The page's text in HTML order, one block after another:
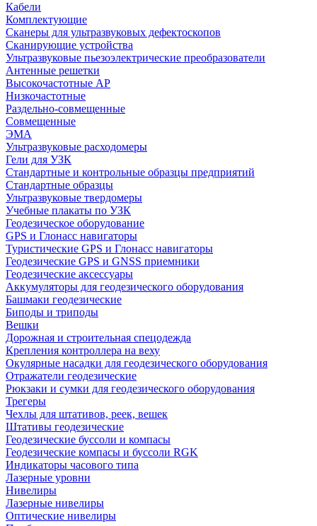
Кабели
Комплектующие
Сканеры для ультразвуковых дефектоскопов
Сканирующие устройства
Ультразвуковые пьезоэлектрические преобразователи
Антенные решетки
Высокочастотные АР
Низкочастотные
Раздельно-совмещенные
Совмещенные
ЭМА
Ультразвуковые расходомеры
Гели для УЗК
Стандартные и контрольные образцы предприятий
Стандартные образцы
Ультразвуковые твердомеры
Учебные плакаты по УЗК
Геодезическое оборудование
GPS и Глонасс навигаторы
Туристические GPS и Глонасс навигаторы
Геодезические GPS и GNSS приемники
Геодезические аксессуары
Аккумуляторы для геодезического оборудования
Башмаки геодезические
Биподы и триподы
Вешки
Дорожная и строительная спецодежда
Крепления контроллера на веху
Окулярные насадки для геодезического оборудования
Отражатели геодезические
Рюкзаки и сумки для геодезического оборудования
Трегеры
Чехлы для штативов, реек, вешек
Штативы геодезические
Геодезические буссоли и компасы
Геодезические компасы и буссоли RGK
Индикаторы часового типа
Лазерные уровни
Нивелиры
Лазерные нивелиры
Оптические нивелиры